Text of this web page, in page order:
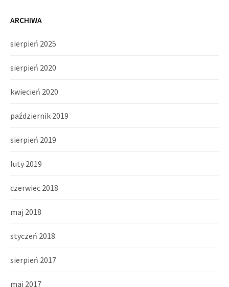
ARCHIWA
sierpień 2025
sierpień 2020
kwiecień 2020
październik 2019
sierpień 2019
luty 2019
czerwiec 2018
maj 2018
styczeń 2018
sierpień 2017
maj 2017